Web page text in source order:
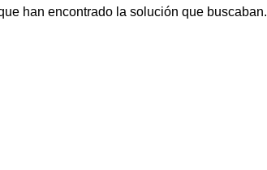
han encontrado la solución que buscaban.